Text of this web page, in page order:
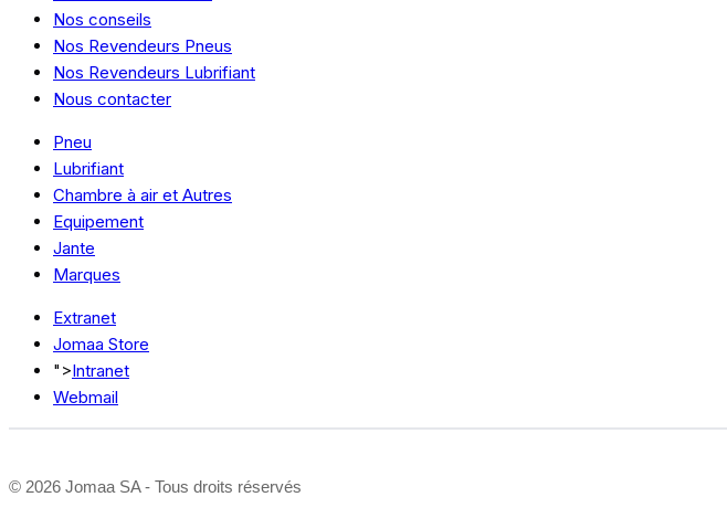
Nos conseils
Nos Revendeurs Pneus
Nos Revendeurs Lubrifiant
Nous contacter
Pneu
Lubrifiant
Chambre à air et Autres
Equipement
Jante
Marques
Extranet
Jomaa Store
">Intranet
Webmail
© 2026 Jomaa SA - Tous droits réservés